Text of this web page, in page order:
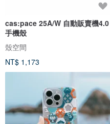
cas:pace 25A/W 自動販賣機4.0
手機殼
殼空間
NT$ 1,173